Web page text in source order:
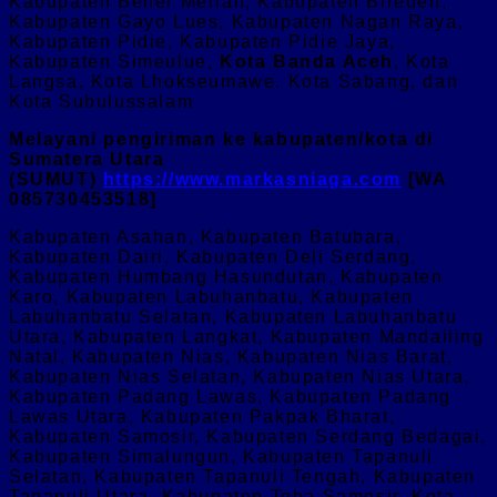
Kabupaten Gayo Lues, Kabupaten Nagan Raya,
Kabupaten Pidie, Kabupaten Pidie Jaya,
Kabupaten Simeulue,
Kota Banda Aceh , Kota
Langsa, Kota Lhokseumawe. Kota Sabang, dan
Kota Subulussalam
Melayani pengiriman ke kabupaten/kota di
Sumatera Utara
(SUMUT) https://www.markasniaga.com
[WA
085730453518]
Kabupaten Asahan, Kabupaten Batubara,
Kabupaten Dairi, Kabupaten Deli Serdang,
Kabupaten Humbang Hasundutan, Kabupaten
Karo, Kabupaten Labuhanbatu, Kabupaten
Labuhanbatu Selatan, Kabupaten Labuhanbatu
Utara, Kabupaten Langkat, Kabupaten Mandailing
Natal, Kabupaten Nias, Kabupaten Nias Barat,
Kabupaten Nias Selatan, Kabupaten Nias Utara,
Kabupaten Padang Lawas, Kabupaten Padang
Lawas Utara, Kabupaten Pakpak Bharat,
Kabupaten Samosir, Kabupaten Serdang Bedagai,
Kabupaten Simalungun, Kabupaten Tapanuli
Selatan, Kabupaten Tapanuli Tengah, Kabupaten